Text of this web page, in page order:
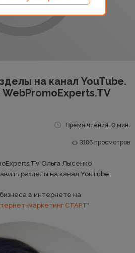
на канал YouTube.
Время чтения: 0 мин.
3186 просмотров
Ольга Лысенко
разделы на канал YouTube.
в интернете на
маркетинг СТАРТ"